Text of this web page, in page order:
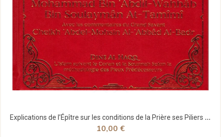
Explications de l’Épître sur les conditions de la Prière ses Piliers et Obligations - Muhammad...
10,00 €